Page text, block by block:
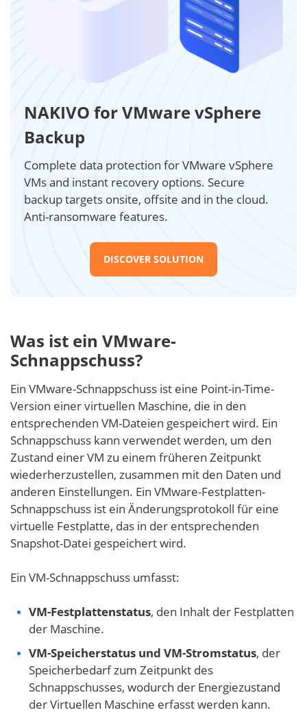
NAKIVO for VMware vSphere
Backup
Complete data protection for VMware vSphere
VMs and instant recovery options. Secure
backup targets onsite, offsite and in the cloud.
Anti-ransomware features.
DISCOVER SOLUTION
Was ist ein VMware-
Schnappschuss?
Ein VMware-Schnappschuss ist eine Point-in-Time-
Version einer virtuellen Maschine, die in den
entsprechenden VM-Dateien gespeichert wird. Ein
Schnappschuss kann verwendet werden, um den
Zustand einer VM zu einem früheren Zeitpunkt
wiederherzustellen, zusammen mit den Daten und
anderen Einstellungen. Ein VMware-Festplatten-
Schnappschuss ist ein Änderungsprotokoll für eine
virtuelle Festplatte, das in der entsprechenden
Snapshot-Datei gespeichert wird.
Ein VM-Schnappschuss umfasst:
VM-Festplattenstatus, den Inhalt der Festplatten
der Maschine.
VM-Speicherstatus und VM-Stromstatus, der
Speicherbedarf zum Zeitpunkt des
Schnappschusses, wodurch der Energiezustand
der Virtuellen Maschine erfasst werden kann.